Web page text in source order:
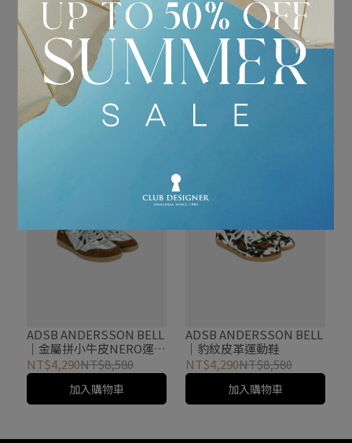
BONBOM X MMY｜黑色休
閒運動鞋
NT$16,580
加入購物車
BONBOM X MMY｜黃色休
閒運動鞋
加入購物車
ADSB ANDERSSON BELL
｜金屬拼小牛皮NERO運動
鞋
NT$4,290NT$8,580
加入購物車
ADSB ANDERSSON BELL
｜豹紋皮革運動鞋
NT$4,290NT$8,580
加入購物車